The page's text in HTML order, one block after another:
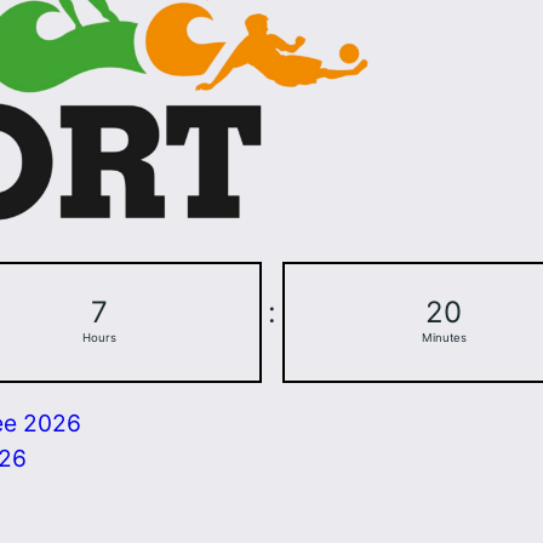
7
Hours
: 20
Minutes
2026